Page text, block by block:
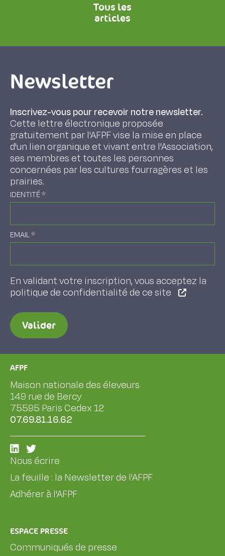
Tous les
articles
Newsletter
Inscrivez-vous pour recevoir notre newsletter.
Cette lettre électronique proposée
gratuitement par l'AFPF vise la mise en place
d'un lien organique et vivant entre l'Association,
ses membres et toutes les personnes
concernées par les cultures fourragères et les
prairies.
IDENTITÉ*
EMAIL*
En validant votre inscription, vous acceptez la
politique de confidentialité de ce site
Valider
AFPF
Maison nationale des éleveurs
149 rue de Bercy
75595 Paris Cedex 12
07.69.81.16.62
Nous écrire
La feuille : la Newsletter de l'AFPF
Adhérer à l'AFPF
ESPACE PRESSE
Communiqués de presse